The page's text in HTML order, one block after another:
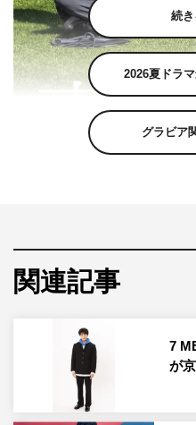
SixTONESの京本大我が主
のシンドラ『束の間の一花
開。さらに駒井蓮、山之内
出演が決定し、コメントが
本作は、タダノなつ原作の
続
2026夏ドラ
グラビア
関連記事
7
が